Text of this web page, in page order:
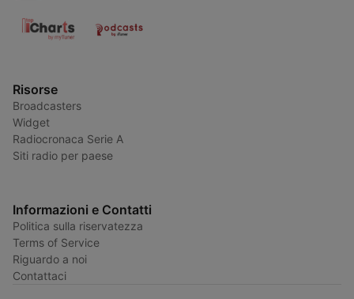
Risorse
Broadcasters
Widget
Radiocronaca Serie A
Siti radio per paese
Informazioni e Contatti
Politica sulla riservatezza
Terms of Service
Riguardo a noi
Contattaci